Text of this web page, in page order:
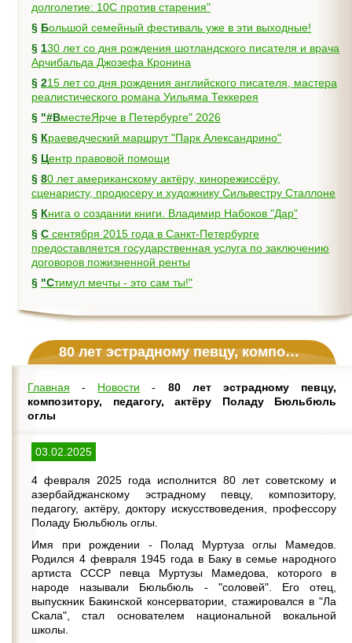
долголетие: 10C против старения"
§
Большой семейный фестиваль уже в эти выходные!
§ 130 лет со дня рождения шотландского писателя и врача
Арчибальда Джозефа Кронина
§ 215 лет со дня рождения английского писателя, мастера
реалистического романа Уильяма Теккерея
§
"#ВместеЯрче в Петербурге" 2026
§
Краеведческий маршрут "Парк Александрино"
§
Центр правовой помощи
§ 80 лет американскому актёру, кинорежиссёру,
сценаристу, продюсеру и художнику Сильвестру Сталлоне
§
Книга о создании книги. Владимир Набоков "Дар"
§ С сентября 2015 года в Санкт-Петербурге
предоставляется государственная услуга по заключению
договоров пожизненной ренты
§
"Стимул мечты - это сам ты!"
80 лет эстрадному певцу, композитору, педагогу, актёру Поладу Бюльбюль оглы
Главная - Новости - 80 лет эстрадному певцу,
композитору, педагогу, актёру Поладу Бюльбюль
оглы
03.02.2025
4 февраля 2025 года исполнится 80 лет советскому и
азербайджанскому эстрадному певцу, композитору,
педагогу, актёру, доктору искусствоведения, профессору
Поладу Бюльбюль оглы.
Имя при рождении - Полад Муртуза оглы Мамедов.
Родился 4 февраля 1945 года в Баку в семье народного
артиста СССР певца Муртузы Мамедова, которого в
народе называли Бюльбюль - "соловей". Его отец,
выпускник Бакинской консерватории, стажировался в "Ла
Скала", стал основателем национальной вокальной
школы.